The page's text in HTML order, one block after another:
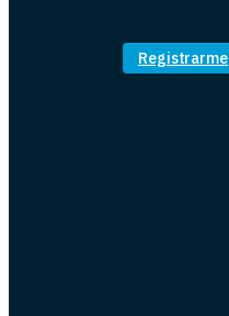
Registrarme